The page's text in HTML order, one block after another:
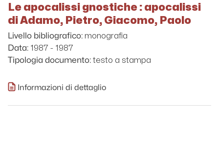
Le apocalissi gnostiche : apocalissi
di Adamo, Pietro, Giacomo, Paolo
Livello bibliografico: monografia
Data: 1987 - 1987
Tipologia documento: testo a stampa
Informazioni di dettaglio